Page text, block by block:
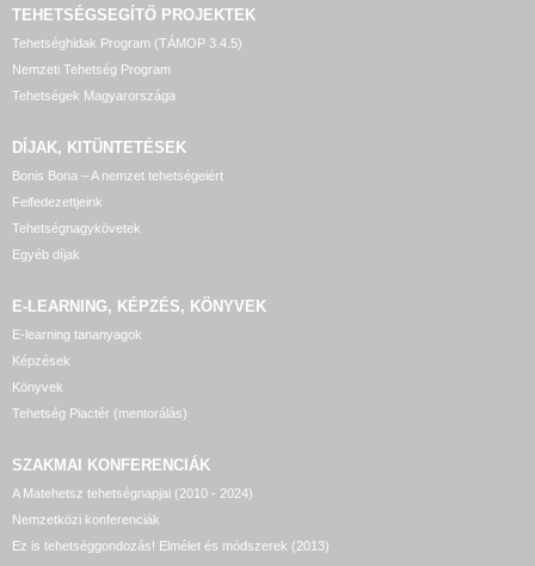
TEHETSÉGSEGÍTŐ PROJEKTEK
Tehetséghidak Program (TÁMOP 3.4.5)
Nemzeti Tehetség Program
Tehetségek Magyarországa
DÍJAK, KITÜNTETÉSEK
Bonis Bona – A nemzet tehetségeiért
Felfedezettjeink
Tehetségnagykövetek
Egyéb díjak
E-LEARNING, KÉPZÉS, KÖNYVEK
E-learning tananyagok
Képzések
Könyvek
Tehetség Piactér (mentorálás)
SZAKMAI KONFERENCIÁK
A Matehetsz tehetségnapjai (2010 - 2024)
Nemzetközi konferenciák
Ez is tehetséggondozás! Elmélet és módszerek (2013)